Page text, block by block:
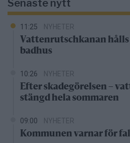
Senaste nytt
11:25 NYHETER
Vattenrutschkanan
badhus
10:26 NYHETER
Efter skadegörelsen –
stängd hela sommaren
09:00 NYHETER
Kommunen varnar för